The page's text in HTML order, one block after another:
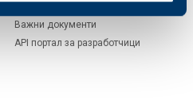
Важни документи
API портал за разработчици